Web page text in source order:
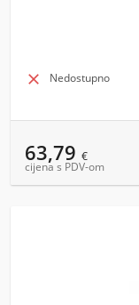
 Nedostupno
63,79 €
cijena s PDV-om